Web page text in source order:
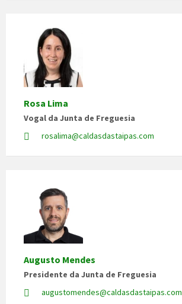
Rosa Lima
Vogal da Junta de Freguesia
rosalima@caldasdastaipas.com
Augusto Mendes
Presidente da Junta de Freguesia
augustomendes@caldasdastaipas.com